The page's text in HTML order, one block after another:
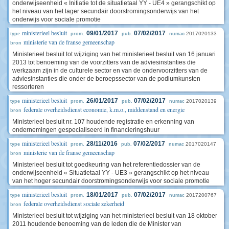
onderwijseenheid « Initiatie tot de situatietaal YY - UE4 » gerangschikt op
het niveau van het lager secundair doorstromingsonderwijs van het
onderwijs voor sociale promotie
type ministerieel besluit prom. 09/01/2017 pub. 07/02/2017 numac 2017020133
bron ministerie van de franse gemeenschap
Ministerieel besluit tot wijziging van het ministerieel besluit van 16 januari
2013 tot benoeming van de voorzitters van de adviesinstanties die
werkzaam zijn in de culturele sector en van de ondervoorzitters van de
adviesinstanties die onder de beroepssector van de podiumkunsten
ressorteren
type ministerieel besluit prom. 26/01/2017 pub. 07/02/2017 numac 2017020139
bron federale overheidsdienst economie, k.m.o., middenstand en energie
Ministerieel besluit nr. 107 houdende registratie en erkenning van
ondernemingen gespecialiseerd in financieringshuur
type ministerieel besluit prom. 28/11/2016 pub. 07/02/2017 numac 2017020147
bron ministerie van de franse gemeenschap
Ministerieel besluit tot goedkeuring van het referentiedossier van de
onderwijseenheid « Situatietaal YY - UE3 » gerangschikt op het niveau
van het hoger secundair doorstromingsonderwijs voor sociale promotie
type ministerieel besluit prom. 18/01/2017 pub. 07/02/2017 numac 2017200767
bron federale overheidsdienst sociale zekerheid
Ministerieel besluit tot wijziging van het ministerieel besluit van 18 oktober
2011 houdende benoeming van de leden die de Minister van